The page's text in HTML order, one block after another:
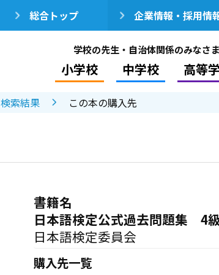
総合トップ 企業情報・採用情
学校の先生・自治体関係のみなさま
小学校 中学校 高等
検索結果 この本の購入先
書籍名
日本語検定公式過去問題集 4
日本語検定委員会
購入先一覧